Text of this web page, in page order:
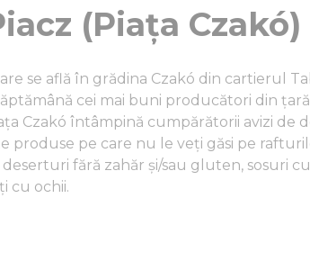
(Piața Czakó)
se află în grădina Czakó din cartierul
cei mai buni producători din
Czakó întâmpină cumpărătorii avizi de
produse pe care nu le veți găsi pe
fără zahăr și/sau gluten, sosuri
cu ochii.